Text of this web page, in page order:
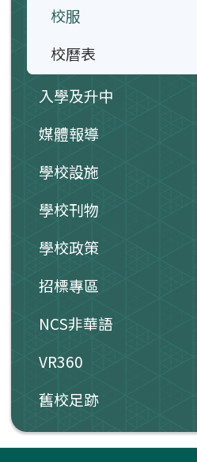
校服
校曆表
入學及升中
媒體報導
學校設施
學校刊物
學校政策
招標專區
NCS非華語
VR360
舊校足跡